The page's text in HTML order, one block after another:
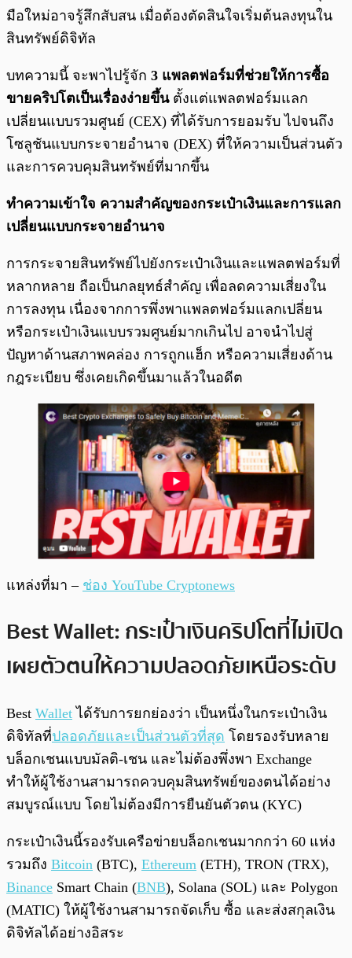
มือใหม่อาจรู้สึกสับสน เมื่อต้องตัดสินใจเริ่มต้นลงทุนใน
สินทรัพย์ดิจิทัล
บทความนี้ จะพาไปรู้จัก 3 แพลตฟอร์มที่ช่วยให้การซื้อ
ขายคริปโตเป็นเรื่องง่ายขึ้น ตั้งแต่แพลตฟอร์มแลก
เปลี่ยนแบบรวมศูนย์ (CEX) ที่ได้รับการยอมรับ ไปจนถึง
โซลูชันแบบกระจายอำนาจ (DEX) ที่ให้ความเป็นส่วนตัว
และการควบคุมสินทรัพย์ที่มากขึ้น
ทำความเข้าใจ ความสำคัญของกระเป๋าเงินและการแลก
เปลี่ยนแบบกระจายอำนาจ
การกระจายสินทรัพย์ไปยังกระเป๋าเงินและแพลตฟอร์มที่
หลากหลาย ถือเป็นกลยุทธ์สำคัญ เพื่อลดความเสี่ยงใน
การลงทุน เนื่องจากการพึ่งพาแพลตฟอร์มแลกเปลี่ยน
หรือกระเป๋าเงินแบบรวมศูนย์มากเกินไป อาจนำไปสู่
ปัญหาด้านสภาพคล่อง การถูกแฮ็ก หรือความเสี่ยงด้าน
กฎระเบียบ ซึ่งเคยเกิดขึ้นมาแล้วในอดีต
แหล่งที่มา – ช่อง YouTube Cryptonews
Best Wallet: กระเป๋าเงินคริปโตที่ไม่เปิด
เผยตัวตนให้ความปลอดภัยเหนือระดับ
Best Wallet ได้รับการยกย่องว่า เป็นหนึ่งในกระเป๋าเงิน
ดิจิทัลที่ปลอดภัยและเป็นส่วนตัวที่สุด โดยรองรับหลาย
บล็อกเชนแบบมัลติ-เชน และไม่ต้องพึ่งพา Exchange
ทำให้ผู้ใช้งานสามารถควบคุมสินทรัพย์ของตนได้อย่าง
สมบูรณ์แบบ โดยไม่ต้องมีการยืนยันตัวตน (KYC)
กระเป๋าเงินนี้รองรับเครือข่ายบล็อกเชนมากกว่า 60 แห่ง
รวมถึง Bitcoin (BTC), Ethereum (ETH), TRON (TRX),
Binance Smart Chain (BNB), Solana (SOL) และ Polygon
(MATIC) ให้ผู้ใช้งานสามารถจัดเก็บ ซื้อ และส่งสกุลเงิน
ดิจิทัลได้อย่างอิสระ